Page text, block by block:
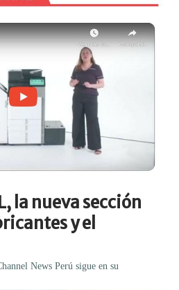
la nueva sección
y el
News Perú sigue en su